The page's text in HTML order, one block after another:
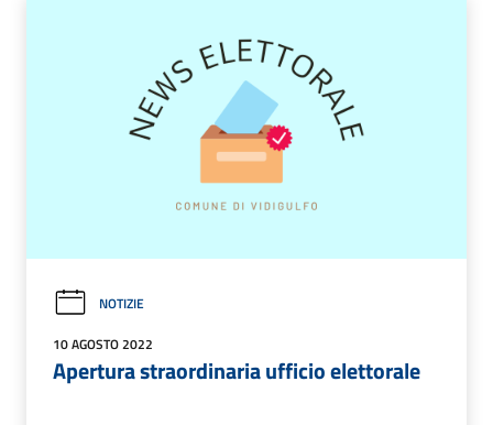
NOTIZIE
10 AGOSTO 2022
Apertura straordinaria ufficio elettorale